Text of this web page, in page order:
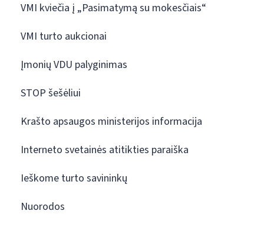
VMI kviečia į „Pasimatymą su mokesčiais“
VMI turto aukcionai
Įmonių VDU palyginimas
STOP šešėliui
Krašto apsaugos ministerijos informacija
Interneto svetainės atitikties paraiška
Ieškome turto savininkų
Nuorodos